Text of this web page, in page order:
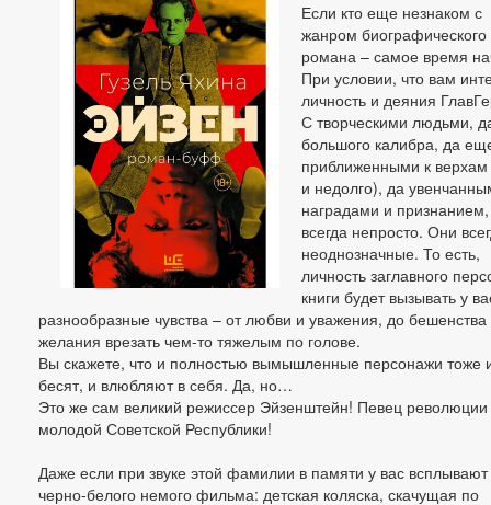
Если кто еще незнаком с
жанром биографического
романа – самое время
При условии, что вам
личность и деяния
С творческими людьми,
большого калибра, да
приближенными к верхам
и недолго), да
наградами и признанием,
всегда непросто. Они
неоднозначные. То есть,
личность заглавного
книги будет вызывать у
разнообразные чувства – от любви и уважения, до бешенства
желания врезать чем-то тяжелым по голове.
Вы скажете, что и полностью вымышленные персонажи тоже
бесят, и влюбляют в себя. Да, но…
Это же сам великий режиссер Эйзенштейн! Певец
молодой Советской Республики!
Даже если при звуке этой фамилии в памяти у вас
черно-белого немого фильма: детская коляска, скачущая по